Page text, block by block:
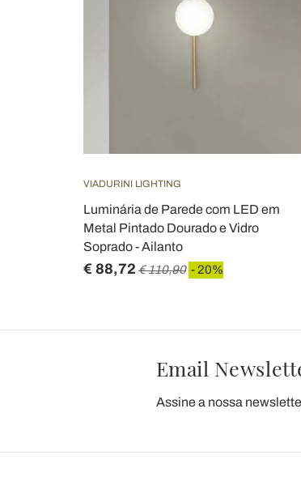
VIADURINI LIGHTING
Luminária de Parede com LED em
Metal Pintado Dourado e Vidro
Soprado - Ailanto
€ 88,72 € 110,90 - 20%
Email
Assine a nossa